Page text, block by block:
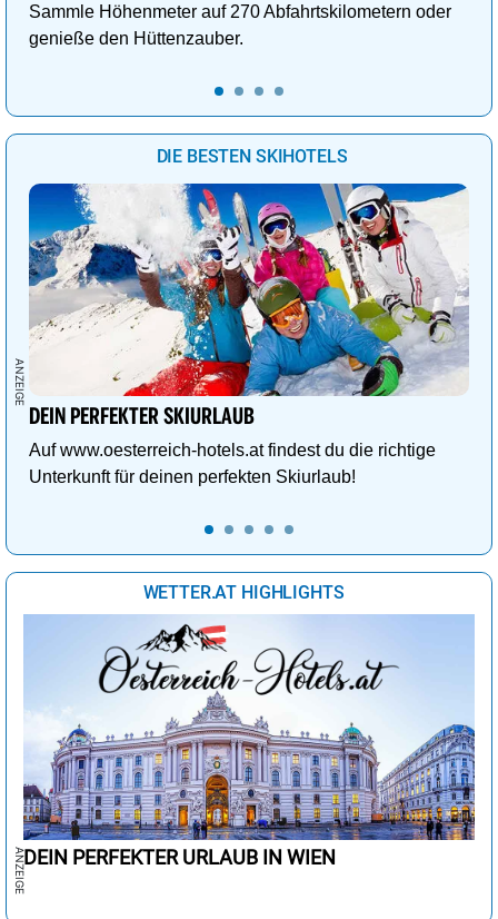
Sammle Höhenmeter auf 270 Abfahrtskilometern oder
genieße den Hüttenzauber.
DIE BESTEN SKIHOTELS
DEIN PERFEKTER SKIURLAUB
Auf www.oesterreich-hotels.at findest du die richtige
Unterkunft für deinen perfekten Skiurlaub!
WETTER.AT HIGHLIGHTS
DEIN PERFEKTER URLAUB IN WIEN